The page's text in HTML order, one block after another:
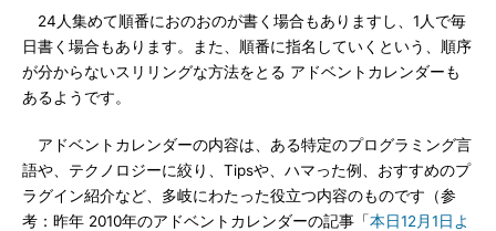
24人集めて順番におのおのが書く場合もありますし、1人で毎
日書く場合もあります。また、順番に指名していくという、順序
が分からないスリリングな方法をとる アドベントカレンダーも
あるようです。
アドベントカレンダーの内容は、ある特定のプログラミング言
語や、テクノロジーに絞り、Tipsや、ハマった例、おすすめのプ
ラグイン紹介など、多岐にわたった役立つ内容のものです（参
考：昨年 2010年のアドベントカレンダーの記事「本日12月1日よ